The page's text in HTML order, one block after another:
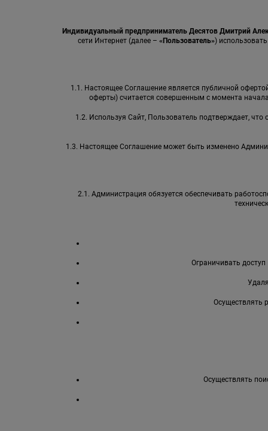
Индивидуальный предприниматель Десятов Дмитрий
сети Интернет (далее – «Пользователь»)
1.1. Настоящее Соглашение является публичной
оферты) считается совершенным с момента
1.2. Используя Сайт, Пользователь подтверждает,
1.3. Настоящее Соглашение может быть изменено
2.1. Администрация обязуется обеспечивать
Ограничивать
Осуществлять
Осуществлять